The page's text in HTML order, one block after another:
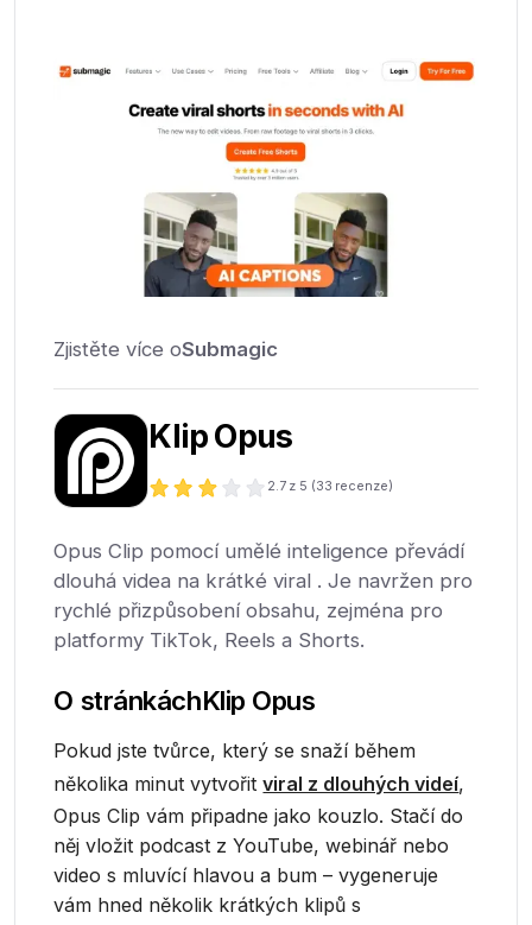
Zjistěte více oSubmagic
Klip Opus
2.7 z 5 (33 recenze)
Opus Clip pomocí umělé inteligence převádí
dlouhá videa na krátké viral . Je navržen pro
rychlé přizpůsobení obsahu, zejména pro
platformy TikTok, Reels a Shorts.
O stránkáchKlip Opus
Pokud jste tvůrce, který se snaží během
několika minut vytvořitviral z dlouhých videí,
Opus Clip vám připadne jako kouzlo. Stačí do
něj vložit podcast z YouTube, webinář nebo
video s mluvící hlavou a bum – vygeneruje
vám hned několik krátkých klipů s